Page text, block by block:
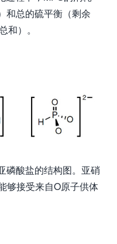
和总的硫平衡（剩余
和）。
磷酸盐的结构图。亚硝
够接受来自O原子供体